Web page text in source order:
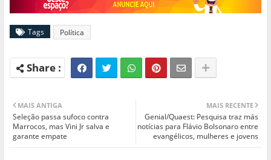
Tags Política
MAIS RECENTE
Genial/Quaest: Pesquisa traz más
notícias para Flávio Bolsonaro entre
evangélicos, mulheres e jovens
MAIS ANTIGA
Seleção passa sufoco contra
Marrocos, mas Vini Jr salva e
garante empate